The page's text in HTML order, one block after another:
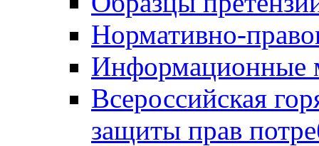
Нормативно-
Информационные
Всероссийская
защиты прав